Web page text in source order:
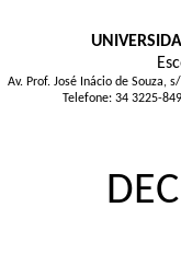
Av. Prof. José Inácio de Souza,
Telefone: 34 3225-